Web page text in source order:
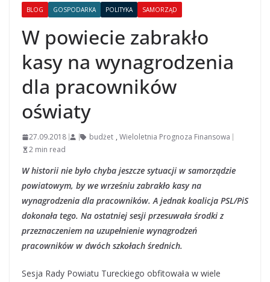
BLOG GOSPODARKA POLITYKA SAMORZĄD
W powiecie zabrakło
kasy na wynagrodzenia
dla pracowników
oświaty
27.09.2018 budżet , Wieloletnia Prognoza Finansowa
2 min read
W historii nie było chyba jeszcze sytuacji w samorządzie
powiatowym, by we wrześniu zabrakło kasy na
wynagrodzenia dla pracowników. A jednak koalicja PSL/PiS
dokonała tego. Na ostatniej sesji przesuwała środki z
przeznaczeniem na uzupełnienie wynagrodzeń
pracowników w dwóch szkołach średnich.
Sesja Rady Powiatu Tureckiego obfitowała w wiele